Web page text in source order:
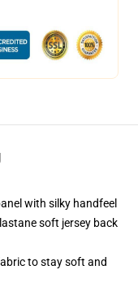
with silky handfeel
soft jersey back
to stay soft and